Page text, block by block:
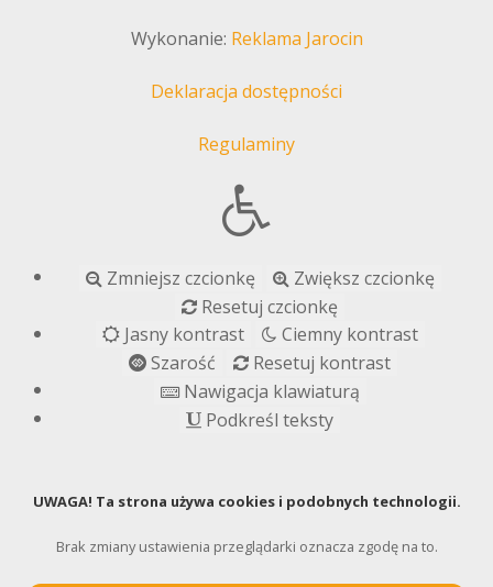
Wykonanie: Reklama Jarocin
Deklaracja dostępności
Regulaminy
Zmniejsz czcionkę
Zwiększ czcionkę
Resetuj czcionkę
Jasny kontrast
Ciemny kontrast
Szarość
Resetuj kontrast
Nawigacja klawiaturą
Podkreśl teksty
UWAGA! Ta strona używa cookies i podobnych technologii.
Brak zmiany ustawienia przeglądarki oznacza zgodę na to.